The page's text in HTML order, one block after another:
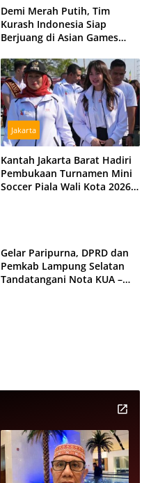
Demi Merah Putih, Tim
Kurash Indonesia Siap
Berjuang di Asian Games
Ketidakpastian
Jakarta
Kantah Jakarta Barat Hadiri
Pembukaan Turnamen Mini
Soccer Piala Wali Kota 2026,
Gelar Paripurna, DPRD dan
Pemkab Lampung Selatan
Tandatangani Nota KUA –